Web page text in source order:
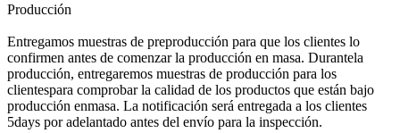
Producción
Entregamos muestras de preproducción para que los clientes lo
confirmen antes de comenzar la producción en masa. Durantela
producción, entregaremos muestras de producción para los
clientespara comprobar la calidad de los productos que están bajo
producción enmasa. La notificación será entregada a los clientes
5days por adelantado antes del envío para la inspección.